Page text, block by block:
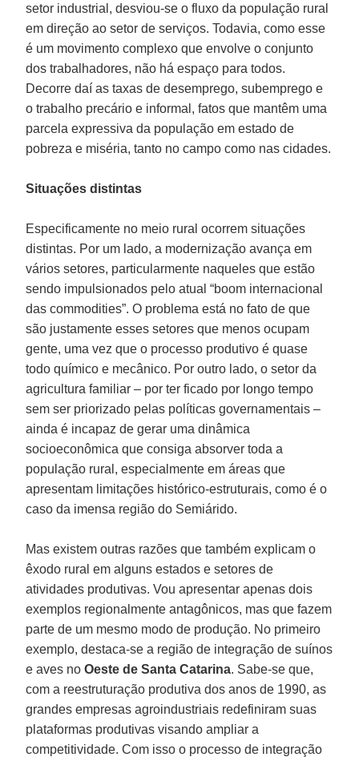
setor industrial, desviou-se o fluxo da população rural
em direção ao setor de serviços. Todavia, como esse
é um movimento complexo que envolve o conjunto
dos trabalhadores, não há espaço para todos.
Decorre daí as taxas de desemprego, subemprego e
o trabalho precário e informal, fatos que mantêm uma
parcela expressiva da população em estado de
pobreza e miséria, tanto no campo como nas cidades.
Situações distintas
Especificamente no meio rural ocorrem situações
distintas. Por um lado, a modernização avança em
vários setores, particularmente naqueles que estão
sendo impulsionados pelo atual “boom internacional
das commodities”. O problema está no fato de que
são justamente esses setores que menos ocupam
gente, uma vez que o processo produtivo é quase
todo químico e mecânico. Por outro lado, o setor da
agricultura familiar – por ter ficado por longo tempo
sem ser priorizado pelas políticas governamentais –
ainda é incapaz de gerar uma dinâmica
socioeconômica que consiga absorver toda a
população rural, especialmente em áreas que
apresentam limitações histórico-estruturais, como é o
caso da imensa região do Semiárido.
Mas existem outras razões que também explicam o
êxodo rural em alguns estados e setores de
atividades produtivas. Vou apresentar apenas dois
exemplos regionalmente antagônicos, mas que fazem
parte de um mesmo modo de produção. No primeiro
exemplo, destaca-se a região de integração de suínos
e aves noOeste de Santa Catarina. Sabe-se que,
com a reestruturação produtiva dos anos de 1990, as
grandes empresas agroindustriais redefiniram suas
plataformas produtivas visando ampliar a
competitividade. Com isso o processo de integração